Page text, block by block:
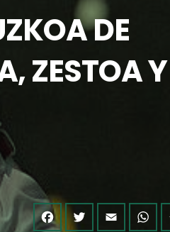
DE
ZESTOA Y